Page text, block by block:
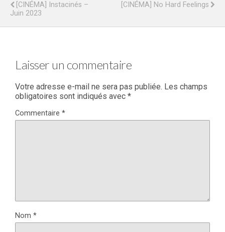
[CINÉMA] Instacinés –
Juin 2023
[CINÉMA] No Hard Feelings
Laisser un commentaire
Votre adresse e-mail ne sera pas publiée. Les champs
obligatoires sont indiqués avec *
Commentaire *
Nom *